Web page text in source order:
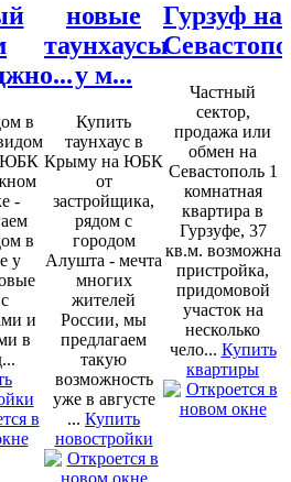
в
ЮБК
-
в
у
и
в
новые
таунхаусы
у м...
Купить
таунхаус в
Крыму на ЮБК
от
застройщика,
рядом с
городом
Алушта - мечта
многих
жителей
России, мы
предлагаем
такую
возможность
уже в августе
... Купить
новостройки
Гурзуф на
Частный
сектор,
продажа или
обмен на
Севастополь 1
комнатная
квартира в
Гурзуфе, 37
кв.м. возможна
пристройка,
придомовой
участок на
несколько
чело... Купить
квартиры